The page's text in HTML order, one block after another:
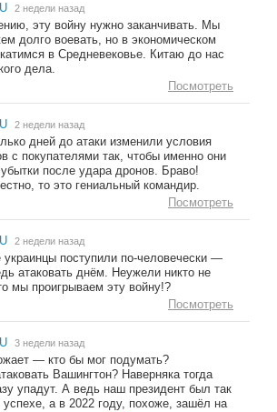
2 недели назад
эту войну нужно заканчивать. Мы
долго воевать, но в экономическом
в Средневековье. Китаю до нас
дела.
Посмотреть
2 недели назад
дней до атаки изменили условия
с покупателями так, чтобы именно они
после удара дронов. Браво!
то это гениальный командир.
Посмотреть
2 недели назад
украинцы поступили по-человечески —
атаковать днём. Неужели никто не
мы проигрываем эту войну!?
Посмотреть
3 недели назад
— кто бы мог подумать?
Вашингтон? Наверняка тогда
упадут. А ведь наш президент был так
успехе, а в 2022 году, похоже, зашёл на